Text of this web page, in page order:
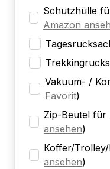
Schutzhülle
Amazon
Vakuum- /
Favorit)
Zip-Beutel für
ansehen)
Koffer/Trolley/
ansehen)